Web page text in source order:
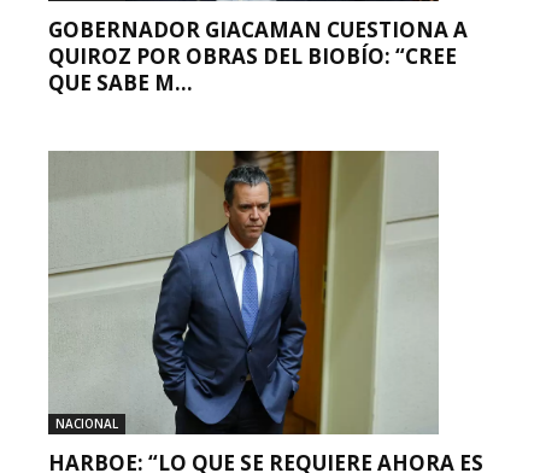
GOBERNADOR GIACAMAN CUESTIONA A
QUIROZ POR OBRAS DEL BIOBÍO: “CREE
QUE SABE M...
NACIONAL
HARBOE: “LO QUE SE REQUIERE AHORA ES